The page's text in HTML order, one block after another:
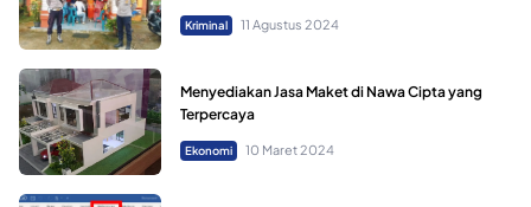
Kriminal 11 Agustus 2024
Menyediakan Jasa Maket di Nawa Cipta yang
Terpercaya
Ekonomi 10 Maret 2024